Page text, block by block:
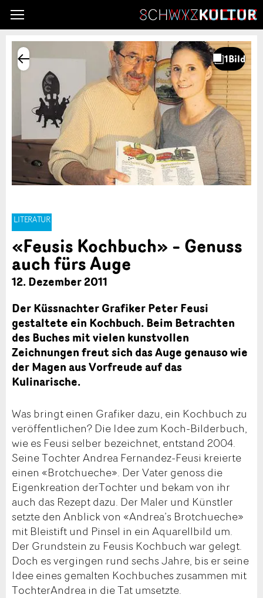
LITERATUR
«Feusis Kochbuch» – Genuss
auch fürs Auge
12. Dezember 2011
Der Küssnachter Grafiker Peter Feusi
gestaltete ein Kochbuch. Beim Betrachten
des Buches mit vielen kunstvollen
Zeichnungen freut sich das Auge genauso wie
der Magen aus Vorfreude auf das
Kulinarische.
Was bringt einen Grafiker dazu, ein Kochbuch zu
veröffentlichen? Die Idee zum Koch-Bilderbuch,
wie es Feusi selber bezeichnet, entstand 2004.
Seine Tochter Andrea Fernandez-Feusi kreierte
einen «Brotchueche». Der Vater genoss die
Eigenkreation derTochter und bekam von ihr
auch das Rezept dazu. Der Maler und Künstler
setzte den Anblick von «Andrea’s Brotchueche»
mit Bleistift und Pinsel in ein Aquarellbild um.
Der Grundstein zu Feusis Kochbuch war gelegt.
Doch es vergingen rund sechs Jahre, bis er seine
Idee eines gemalten Kochbuches zusammen mit
TochterAndrea in die Tat umsetzte.